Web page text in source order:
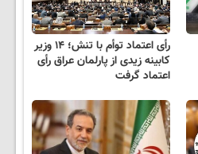
رأی اعتماد توأم با تنش؛ ۱۴ وزیر
کابینه زیدی از پارلمان عراق رأی
اعتماد گرفت